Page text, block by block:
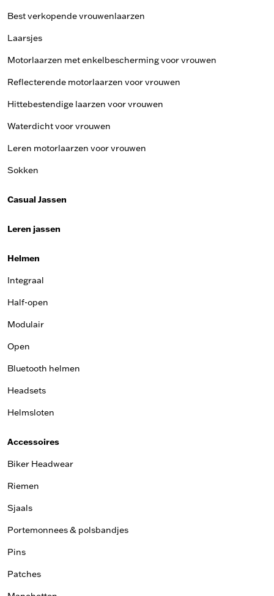
Best verkopende vrouwenlaarzen
Laarsjes
Motorlaarzen met enkelbescherming voor vrouwen
Reflecterende motorlaarzen voor vrouwen
Hittebestendige laarzen voor vrouwen
Waterdicht voor vrouwen
Leren motorlaarzen voor vrouwen
Sokken
Casual Jassen
Leren jassen
Helmen
Integraal
Half-open
Modulair
Open
Bluetooth helmen
Headsets
Helmsloten
Accessoires
Biker Headwear
Riemen
Sjaals
Portemonnees & polsbandjes
Pins
Patches